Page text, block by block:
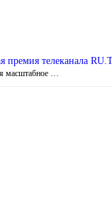
премия телеканала
масштабное …